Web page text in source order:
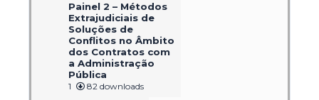
Painel 2 – Métodos
Extrajudiciais de
Soluções de
Conflitos no Âmbito
dos Contratos com
a Administração
Pública
1 82 downloads